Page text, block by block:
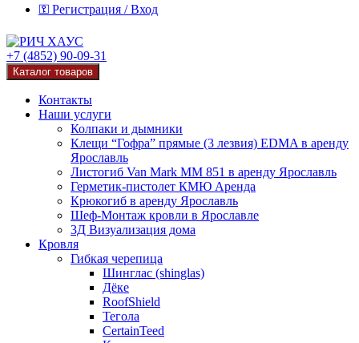
⚿ Регистрация / Вход
+7 (4852) 90-09-31
Каталог товаров
Контакты
Наши услуги
Колпаки и дымники
Клещи “Гофра” прямые (3 лезвия) EDMA в аренду
Ярославль
Листогиб Van Mark MM 851 в аренду Ярославль
Герметик-пистолет КМЮ Аренда
Крюкогиб в аренду Ярославль
Шеф-Монтаж кровли в Ярославле
3Д Визуализация дома
Кровля
Гибкая черепица
Шинглас (shinglas)
Дёке
RoofShield
Тегола
CertainTeed